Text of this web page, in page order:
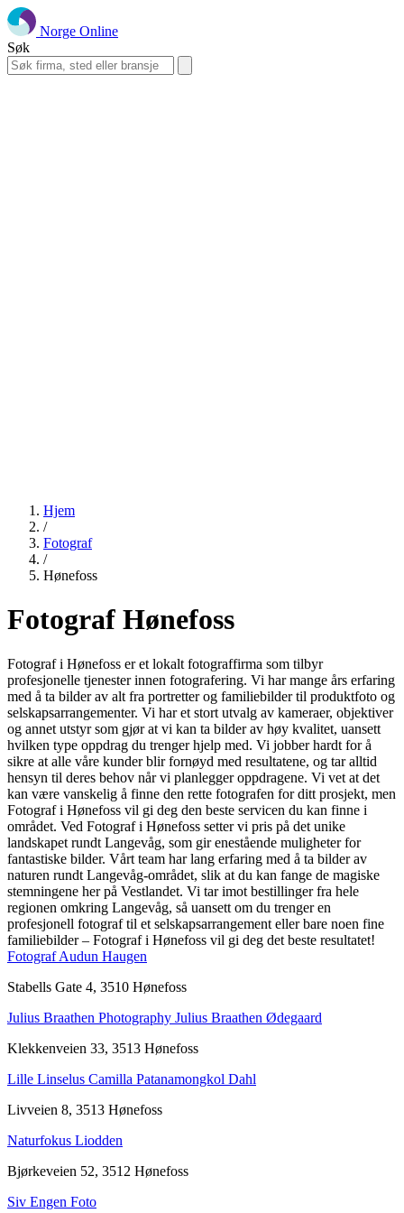
Norge Online
Søk
Hjem
/
Fotograf
/
Hønefoss
Fotograf Hønefoss
Fotograf i Hønefoss er et lokalt fotograffirma som tilbyr
profesjonelle tjenester innen fotografering. Vi har mange års erfaring
med å ta bilder av alt fra portretter og familiebilder til produktfoto og
selskapsarrangementer. Vi har et stort utvalg av kameraer, objektiver
og annet utstyr som gjør at vi kan ta bilder av høy kvalitet, uansett
hvilken type oppdrag du trenger hjelp med. Vi jobber hardt for å
sikre at alle våre kunder blir fornøyd med resultatene, og tar alltid
hensyn til deres behov når vi planlegger oppdragene. Vi vet at det
kan være vanskelig å finne den rette fotografen for ditt prosjekt, men
Fotograf i Hønefoss vil gi deg den beste servicen du kan finne i
området. Ved Fotograf i Hønefoss setter vi pris på det unike
landskapet rundt Langevåg, som gir enestående muligheter for
fantastiske bilder. Vårt team har lang erfaring med å ta bilder av
naturen rundt Langevåg-området, slik at du kan fange de magiske
stemningene her på Vestlandet. Vi tar imot bestillinger fra hele
regionen omkring Langevåg, så uansett om du trenger en
profesjonell fotograf til et selskapsarrangement eller bare noen fine
familiebilder – Fotograf i Hønefoss vil gi deg det beste resultatet!
Fotograf Audun Haugen
Stabells Gate 4, 3510 Hønefoss
Julius Braathen Photography Julius Braathen Ødegaard
Klekkenveien 33, 3513 Hønefoss
Lille Linselus Camilla Patanamongkol Dahl
Livveien 8, 3513 Hønefoss
Naturfokus Liodden
Bjørkeveien 52, 3512 Hønefoss
Siv Engen Foto